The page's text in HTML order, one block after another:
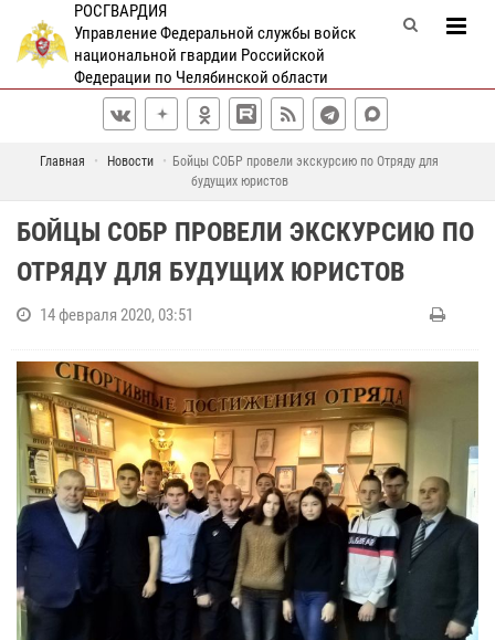
РОСГВАРДИЯ
Управление Федеральной службы войск
национальной гвардии Российской
Федерации по Челябинской области
Главная Новости
Бойцы СОБР провели экскурсию по Отряду для
будущих юристов
БОЙЦЫ СОБР ПРОВЕЛИ ЭКСКУРСИЮ ПО
ОТРЯДУ ДЛЯ БУДУЩИХ ЮРИСТОВ
14 февраля 2020, 03:51